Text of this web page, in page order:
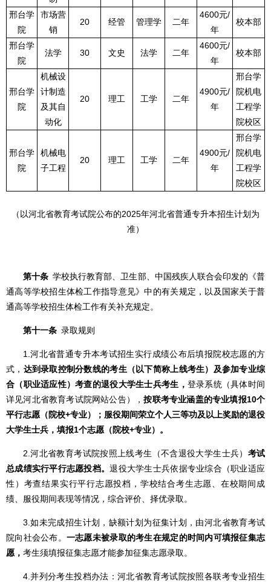
邢台学
院
市场营
销
20 经管 管理学 二年
4600元/
年
校本部
邢台学
院
法学 30 文史 法学 二年
4600元/
年
校本部
邢台学
院
机械设
计制造
及其自
动化
20 理工 工学 二年
4900元/
年
邢台学
院机电
工程学
院校区
邢台学
院
机械电
子工程
20 理工 工学 二年
4900元/
年
邢台学
院机电
工程学
院校区
（以河北省教育考试院公布的2025年河北省普通专升本招生计划为
准）
第十条 学校执行教育部、卫生部、中国残疾人联合会印发的《普
通高等学校招生体检工作指导意见》中的有关规定，以及国家关于普
通高等学校招生体检工作有关补充规定。
第十一条 录取规则
1.河北省普通专升本考试招生实行成绩公布后填报院校志愿的方
式， 达到录取控制分数线的考生（以下简称上线考生）及参加专业综
合（职业适应性）考查的退役大学生士兵考生， 登录系统（具体时间
详见河北省教育考试院网站公告），按联考专业涵盖的专业填报10个
平行志愿（院校+专业）；服役期间荣立个人三等功及以上奖励的退役
大学生士兵，填报1个志愿（院校+专业）。
2.河北省教育考试院按照上线考生（不含退役大学生士兵） 考试
总成绩实行平行志愿投档。退役大学生士兵依据专业综合（职业适应
性）考查结果实行平行志愿投档，学校结合考生志愿、在校期间成
绩、服役期间表现等情况，综合评价、择优录取。
3.如未完成招生计划，缺额计划为征集计划，由河北省教育考试
院向社会公布。 一志愿未被录取的考生在规定的时间内可填报征集志
愿， 考生须填报征集志愿才能参加征集志愿录取。
4.并列分考生投档办法：河北省教育考试院按照各联考专业招生